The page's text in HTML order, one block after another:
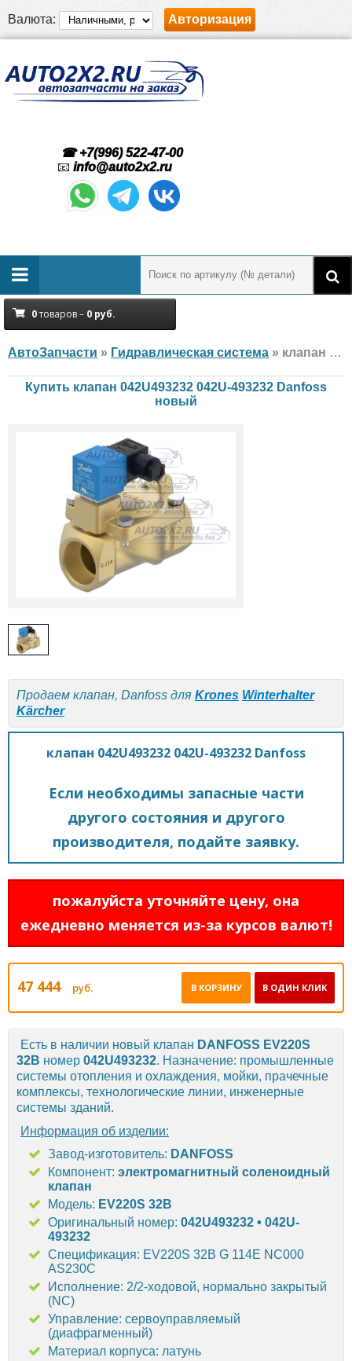
Валюта: Авторизация
☎ +7(996) 522-47-00
📧 info@auto2x2.ru
0товаров – 0 руб.
АвтоЗапчасти » Гидравлическая система » клапан Danfoss 042U493232 042U-493232 Krones, Winterhalter, Kärcher, новый
Купить клапан 042U493232 042U-493232 Danfoss
новый
Продаем клапан, Danfoss для Krones Winterhalter
Kärcher
клапан 042U493232 042U-493232 Danfoss
Если необходимы запасные части
другого состояния и другого
производителя, подайте заявку.
пожалуйста уточняйте цену, она
ежедневно меняется из-за курсов валют!
47 444 руб. В ОДИН КЛИК
В КОРЗИНУ
Есть в наличии новый клапан DANFOSS EV220S
32B номер 042U493232. Назначение: промышленные
системы отопления и охлаждения, мойки, прачечные
комплексы, технологические линии, инженерные
системы зданий.
Информация об изделии:
Завод-изготовитель: DANFOSS
Компонент: электромагнитный соленоидный
клапан
Модель: EV220S 32B
Оригинальный номер: 042U493232 • 042U-
493232
Спецификация: EV220S 32B G 114E NC000
AS230C
Исполнение: 2/2-ходовой, нормально закрытый
(NC)
Управление: сервоуправляемый
(диафрагменный)
Материал корпуса: латунь